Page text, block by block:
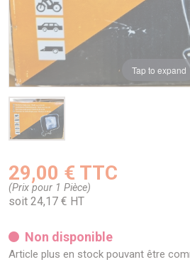
Tap to expand
29,00 € TTC
(Prix pour 1 Pièce)
soit 24,17 € HT
Non disponible
Article plus en stock pouvant être